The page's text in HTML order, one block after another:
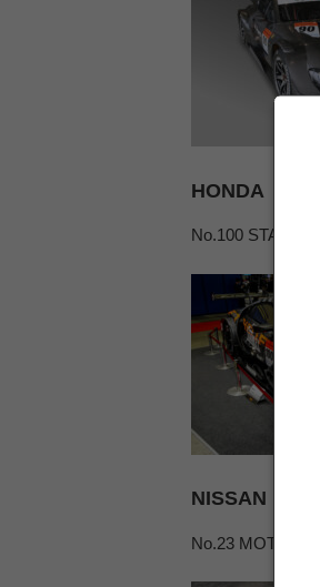
HONDA
No.100
NISSAN
No.23 MOTUL